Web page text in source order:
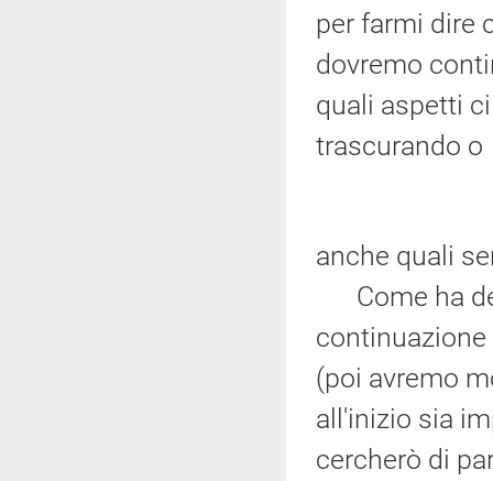
per farmi dire
dovremo
quali aspetti
trascurando o
anche quali
Come ha
(poi avremo
all'inizio sia
cercherò di